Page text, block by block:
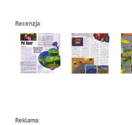
Recenzja:
Reklama: